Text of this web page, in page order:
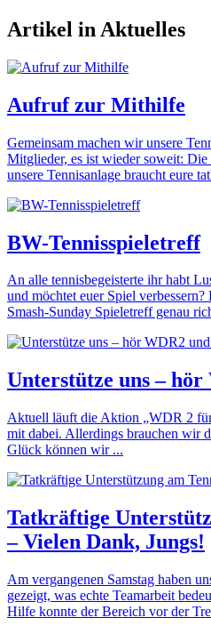
Artikel in Aktuelles
Aufruf zur Mithilfe
Gemeinsam machen wir unsere
Mitglieder, es ist wieder soweit: Die
unsere Tennisanlage braucht eure
BW-Tennisspieletreff
An alle tennisbegeisterte ihr habt
und möchtet euer Spiel
Smash-Sunday Spieletreff genau
Unterstütze uns –
Aktuell läuft die Aktion „WDR 2
mit dabei. Allerdings brauchen wir
Glück können wir ...
Tatkräftige
– Vielen Dank, Jungs!
Am vergangenen Samstag haben
gezeigt, was echte Teamarbeit
Hilfe konnte der Bereich vor der